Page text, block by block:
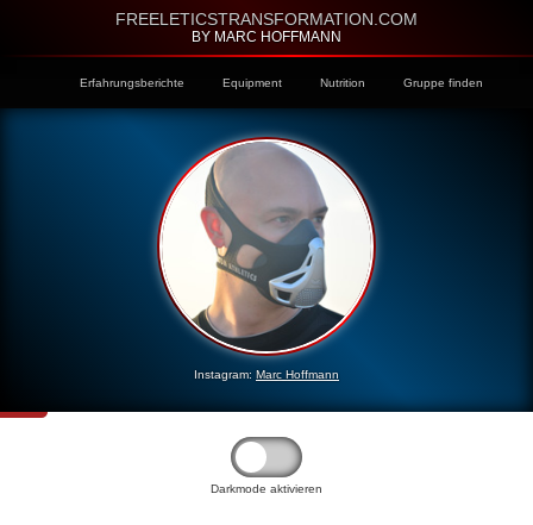
FREELETICSTRANSFORMATION.COM
BY MARC HOFFMANN
Erfahrungsberichte Equipment Nutrition Gruppe finden
Instagram: Marc Hoffmann
Darkmode aktivieren